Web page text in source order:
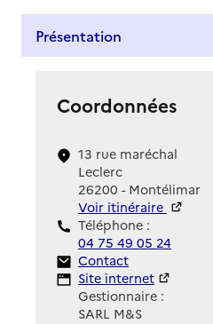
Présentation
Coordonnées
13 rue maréchal
Leclerc
26200 - Montélimar
Voir itinéraire
Téléphone :
04 75 49 05 24
Contact
Contact
Site Internet
Site internet
Gestionnaire :
SARL M&S